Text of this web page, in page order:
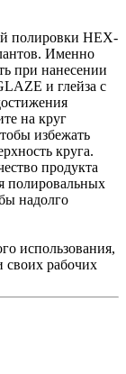
полировки HEX-
Именно
при нанесении
и глейза с
на круг
избежать
круга.
продукта
полировальных
надолго
использования,
своих рабочих